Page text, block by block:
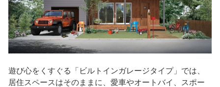
遊び心をくすぐる「ビルトインガレージタイプ」では、
居住スペースはそのままに、愛車やオートバイ、スポー